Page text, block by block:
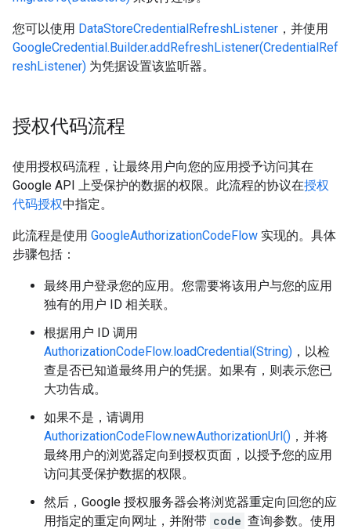
您可以使用 DataStoreCredentialRefreshListener ，并使用
GoogleCredential.Builder.addRefreshListener(CredentialRef
reshListener) 为凭据设置该监听器。
授权代码流程
使用授权码流程，让最终用户向您的应用授予访问其在
Google API 上受保护的数据的权限。此流程的协议在授权
代码授权中指定。
此流程是使用 GoogleAuthorizationCodeFlow 实现的。具体
步骤包括：
最终用户登录您的应用。您需要将该用户与您的应用
独有的用户 ID 相关联。
根据用户 ID 调用
AuthorizationCodeFlow.loadCredential(String) ，以检
查是否已知道最终用户的凭据。如果有，则表示您已
大功告成。
如果不是，请调用
AuthorizationCodeFlow.newAuthorizationUrl() ，并将
最终用户的浏览器定向到授权页面，以授予您的应用
访问其受保护数据的权限。
然后，Google 授权服务器会将浏览器重定向回您的应
用指定的重定向网址，并附带 code 查询参数。使用